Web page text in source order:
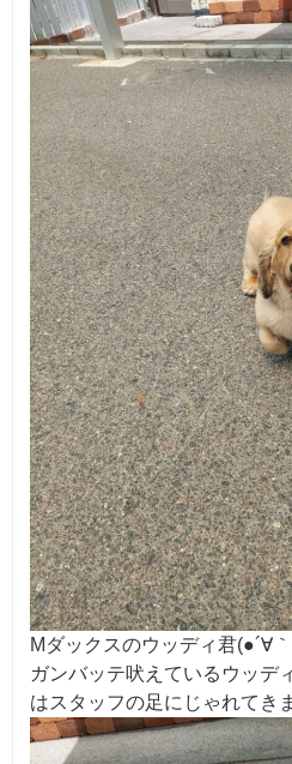
Mダックスのウッディ君(●´∀
ガンバッテ吠えているウッデ
はスタッフの足にじゃれてき